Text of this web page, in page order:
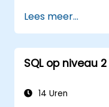
databases.
Lees meer...
SQL op niveau 2
14 Uren